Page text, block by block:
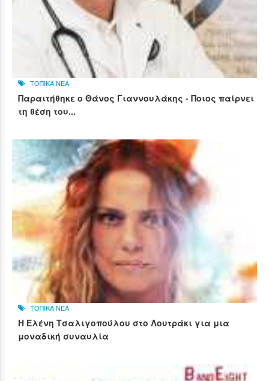
ΤΟΠΙΚΑ ΝΕΑ
Παραιτήθηκε ο Θάνος Γιαννουλάκης - Ποιος παίρνει
τη θέση του...
ΤΟΠΙΚΑ ΝΕΑ
Η Ελένη Τσαλιγοπούλου στο Λουτράκι για μια
μοναδική συναυλία